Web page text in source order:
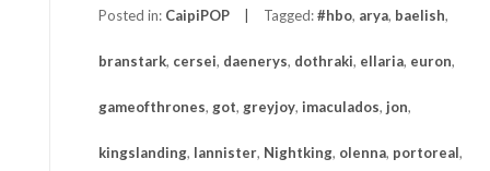
Posted in: CaipiPOP Tagged:#hbo, arya, baelish,
branstark, cersei, daenerys, dothraki, ellaria, euron,
gameofthrones, got, greyjoy, imaculados, jon,
kingslanding, lannister, Nightking, olenna, portoreal,